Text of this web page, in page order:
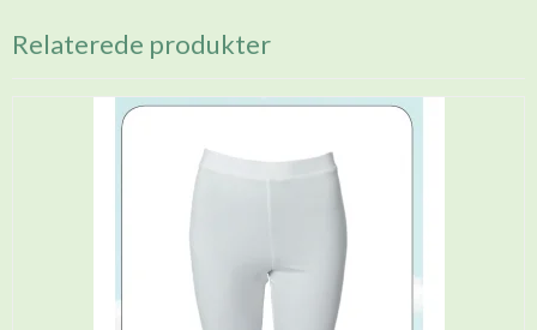
Relaterede produkter